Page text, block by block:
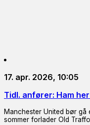
17. apr. 2026, 10:05
Tidl. anfører: Ham
Manchester United bør gå
sommer forlader Old